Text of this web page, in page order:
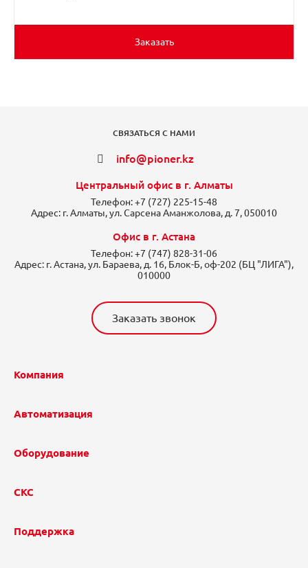
Заказать
СВЯЗАТЬСЯ С НАМИ
info@pioner.kz
Центральный офис в г. Алматы
Телефон:+7 (727) 225-15-48
Адрес: г. Алматы, ул. Сарсена Аманжолова, д. 7, 050010
Офис в г. Астана
Телефон:+7 (747) 828-31-06
Адрес: г. Астана, ул. Бараева, д. 16, Блок-Б, оф-202 (БЦ "ЛИГА"),
010000
Заказать звонок
Компания
Автоматизация
Оборудование
СКС
Поддержка